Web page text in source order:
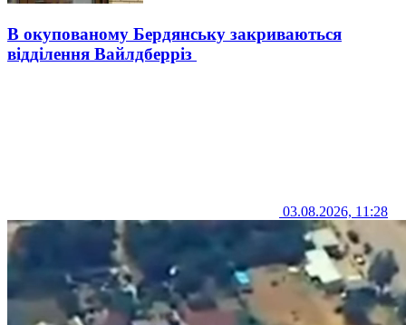
В окупованому Бердянську закриваються
відділення Вайлдберріз
03.08.2026, 11:28